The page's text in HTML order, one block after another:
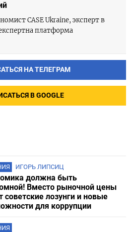
CASE Ukraine, эксперт в
платформа
НА ТЕЛЕГРАМ
В GOOGLE
ИГОРЬ ЛИПСИЦ
должна быть
Вместо рыночной цены
советские лозунги и новые
для коррупции